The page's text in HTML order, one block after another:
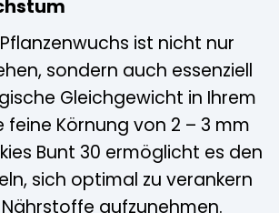
ist nicht nur
sondern auch essenziell
Gleichgewicht in Ihrem
feine Körnung von 2 – 3 mm
Bunt 30 ermöglicht es den
sich optimal zu verankern
aufzunehmen.